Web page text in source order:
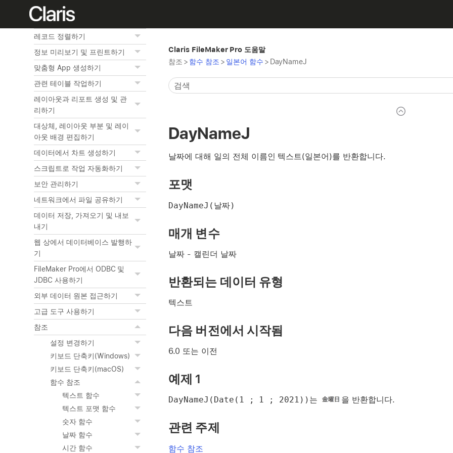
데이터 추가하기 및 보기
레코드 찾기
레코드 정렬하기
정보 미리보기 및 프린트하기
맞춤형 App 생성하기
관련 테이블 작업하기
레이아웃과 리포트 생성 및 관
리하기
대상체, 레이아웃 부분 및 레이
아웃 배경 편집하기
데이터에서 차트 생성하기
스크립트로 작업 자동화하기
보안 관리하기
네트워크에서 파일 공유하기
데이터 저장, 가져오기 및 내보
내기
웹 상에서 데이터베이스 발행하
기
FileMaker Pro에서 ODBC 및
JDBC 사용하기
외부 데이터 원본 접근하기
고급 도구 사용하기
참조
설정 변경하기
키보드 단축키(Windows)
키보드 단축키(macOS)
함수 참조
텍스트 함수
텍스트 포맷 함수
숫자 함수
날짜 함수
시간 함수
Claris FileMaker Pro 도움말
참조 > 함수 참조 > 일본어 함수 > DayNameJ
DayNameJ
날짜에 대해 일의 전체 이름인 텍스트(일본어)를 반환합니다.
포맷
DayNameJ(날짜)
매개 변수
날짜 - 캘린더 날짜
반환되는 데이터 유형
텍스트
다음 버전에서 시작됨
6.0 또는 이전
예제 1
DayNameJ(Date(1 ; 1 ; 2021)) 는 을 반환합니다.
관련 주제
함수 참조